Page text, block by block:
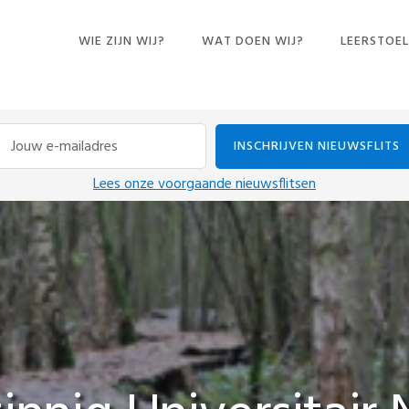
WIE ZIJN WIJ? WAT DOEN WIJ?
PUBLICATIES
CONFERENTIES
DINERS PENSANTS
EXPOSITIE
IN DE MEDIA
LEZINGEN
ONDERZOEK
INTERVIEWS
PODCASTS
LEERSTOEL
Lees onze voorgaande nieuwsflitsen